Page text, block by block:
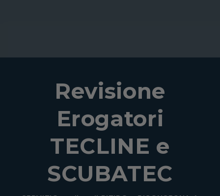
Revisione
Erogatori
TECLINE e
SCUBATEC